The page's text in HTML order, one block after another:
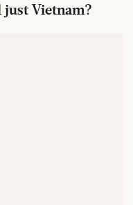
Vietnam?